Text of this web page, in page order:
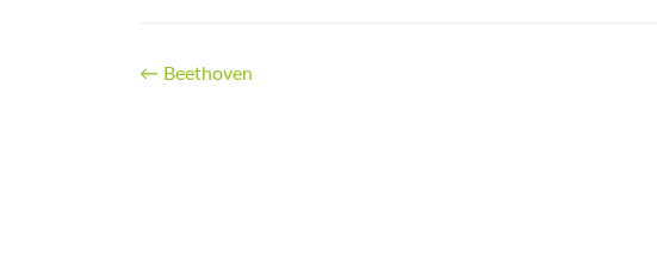
Beitrags-
← Beethoven